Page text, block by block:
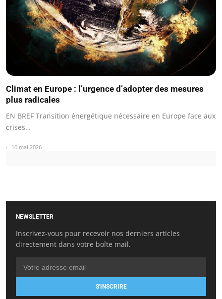
Climat en Europe : l’urgence d’adopter des mesures
plus radicales
EN BREF Transition énergétique nécessaire en Europe face aux
crises…
10 mai 2026
NEWSLETTER
Inscrivez-vous pour recevoir nos derniers articles
directement dans votre boîte mail.
S'INSCRIRE